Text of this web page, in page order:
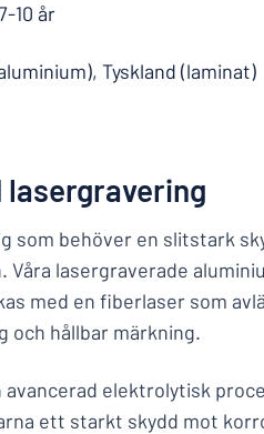
10 år
Tyskland (laminat)
lasergravering
som behöver en slitstark
Våra lasergraverade
med en fiberlaser som
och hållbar märkning.
avancerad elektrolytisk
ett starkt skydd mot